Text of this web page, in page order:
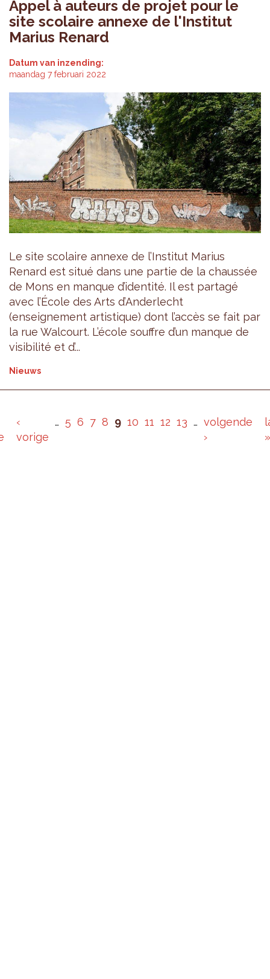
Appel à auteurs de projet pour le
site scolaire annexe de l'Institut
Marius Renard
Datum van inzending:
maandag 7 februari 2022
Le site scolaire annexe de l’Institut Marius
Renard est situé dans une partie de la chaussée
de Mons en manque d’identité. Il est partagé
avec l’École des Arts d’Anderlecht
(enseignement artistique) dont l’accès se fait par
la rue Walcourt. L’école souffre d’un manque de
visibilité et d’...
Nieuws
‹
vorige
… 5 6 7 8 9 10 11 12 13 … volgende
›
»